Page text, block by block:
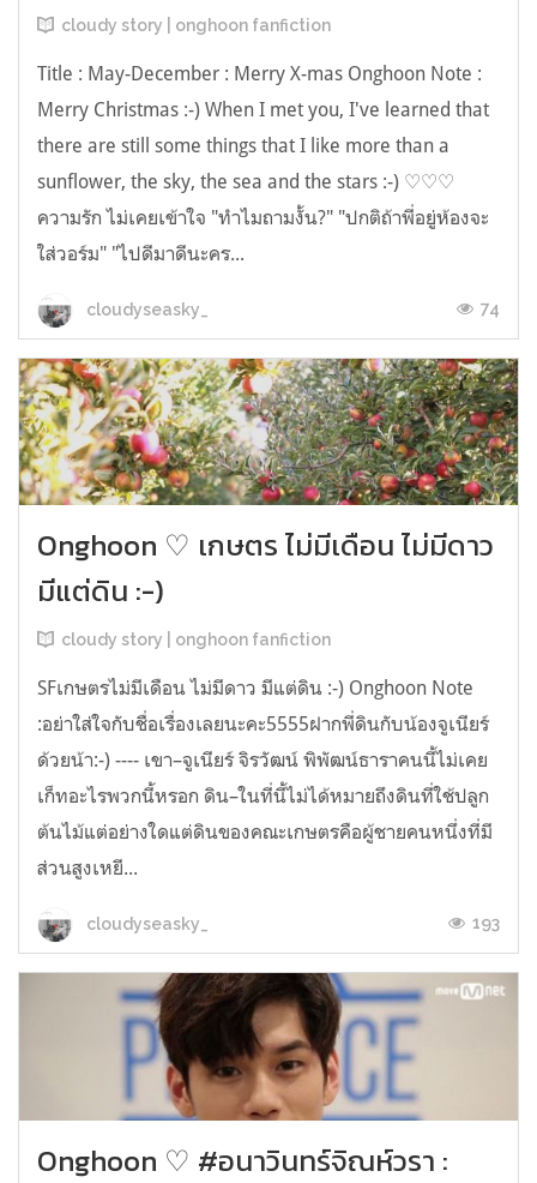
cloudy story | onghoon fanfiction
Title : May-December : Merry X-mas Onghoon Note :
Merry Christmas :-) When I met you, I've learned that
there are still some things that I like more than a
sunflower, the sky, the sea and the stars :-) ♡♡♡
ความรัก ไม่เคยเข้าใจ "ทำไมถามงั้น?" "ปกติถ้าพี่อยู่ห้องจะ
ใส่วอร์ม" "ไปดีมาดีนะคร...
cloudyseasky_ 74
Onghoon ♡ เกษตร ไม่มีเดือน ไม่มีดาว
มีแต่ดิน :-)
cloudy story | onghoon fanfiction
SFเกษตรไม่มีเดือน ไม่มีดาว มีแต่ดิน :-) Onghoon Note
:อย่าใส่ใจกับชื่อเรื่องเลยนะคะ5555ฝากพี่ดินกับน้องจูเนียร์
ด้วยน้า:-) ---- เขา–จูเนียร์ จิรวัฒน์ พิพัฒน์ธาราคนนี้ไม่เคย
เก็ทอะไรพวกนี้หรอก ดิน–ในที่นี้ไม่ได้หมายถึงดินที่ใช้ปลูก
ต้นไม้แต่อย่างใดแต่ดินของคณะเกษตรคือผู้ชายคนหนึ่งที่มี
ส่วนสูงเหยี...
cloudyseasky_ 193
Onghoon ♡ #อนาวินทร์จิณห์วรา :